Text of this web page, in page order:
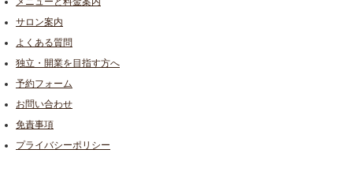
サロン案内
よくある質問
独立・開業を目指す方へ
予約フォーム
お問い合わせ
免責事項
プライバシーポリシー